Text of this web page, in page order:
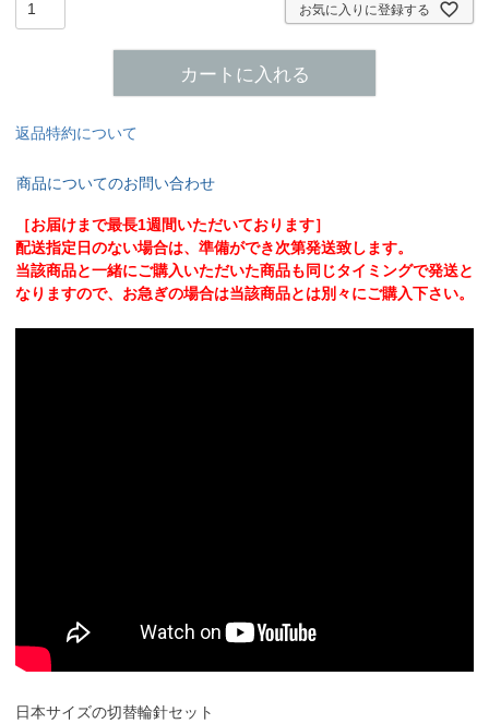
お気に入りに登録する
カートに入れる
返品特約について
商品についてのお問い合わせ
［お届けまで最長1週間いただいております］
配送指定日のない場合は、準備ができ次第発送致します。
当該商品と一緒にご購入いただいた商品も同じタイミングで発送と
なりますので、お急ぎの場合は当該商品とは別々にご購入下さい。
日本サイズの切替輪針セット